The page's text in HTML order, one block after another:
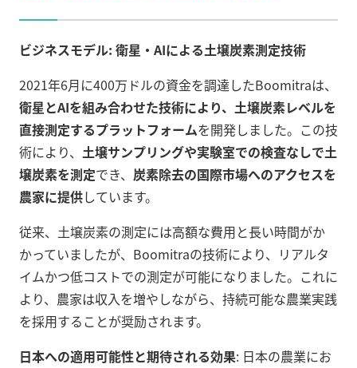
ビジネスモデル: 衛星・AIによる土壌炭素測定技術
2021年6月に400万ドルの資金を調達したBoomitraは、
衛星とAIを組み合わせた技術により、土壌炭素レベルを
直接測定するプラットフォームを開発しました。この技
術により、 土壌サンプリングや実験室での検査なしで土
壌炭素を測定でき、 炭素除去の国際市場へのアクセスを
農家に提供しています。
従来、土壌炭素の測定には高額な費用と長い時間がか
かっていましたが、Boomitraの技術により、リアルタ
イムかつ低コストでの測定が可能になりました。これに
より、農家は収入を増やしながら、持続可能な農業実践
を採用することが奨励されます。
日本への適用可能性と期待される効果: 日本の農業にお